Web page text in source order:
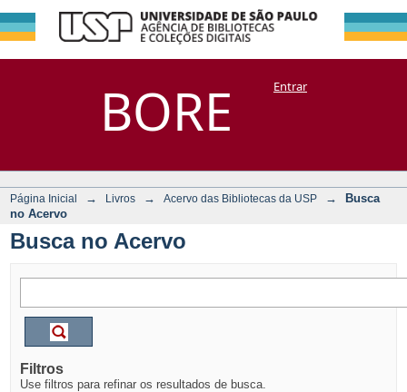
BORE
Busca no Acervo
DSpace/Manakin + CoriscoEntrar
Página Inicial → Livros → Acervo das Bibliotecas da USP →
Busca
no Acervo
Busca no Acervo
Filtros
Use filtros para refinar os resultados de busca.